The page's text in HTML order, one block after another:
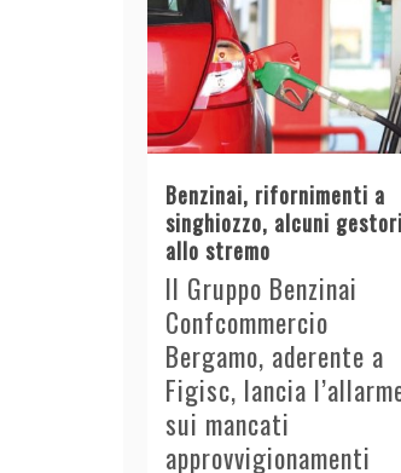
Benzinai, rifornimenti a
singhiozzo, alcuni gestori
allo stremo
Il Gruppo Benzinai
Confcommercio
Bergamo, aderente a
Figisc, lancia
sui mancati
approvvigionamenti